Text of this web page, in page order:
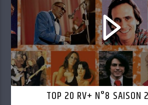
TOP 20 RV+ N°8 SAISON